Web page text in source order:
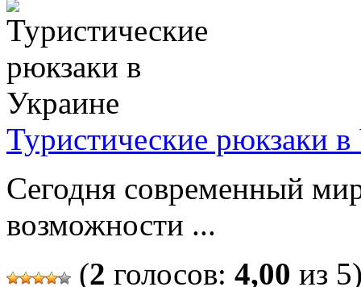
Туристические рюкзаки
Сегодня современный
возможности ...
(2 голосов: 4,00 из